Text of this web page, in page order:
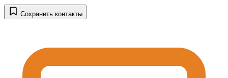
Сохранить контакты